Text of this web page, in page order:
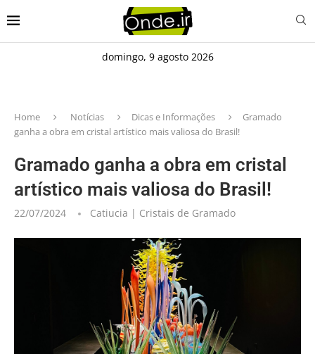
domingo, 9 agosto 2026
Home Notícias Dicas e Informações
Gramado
ganha a obra em cristal artístico mais valiosa do Brasil!
Gramado ganha a obra em cristal
artístico mais valiosa do Brasil!
22/07/2024 Catiucia | Cristais de Gramado